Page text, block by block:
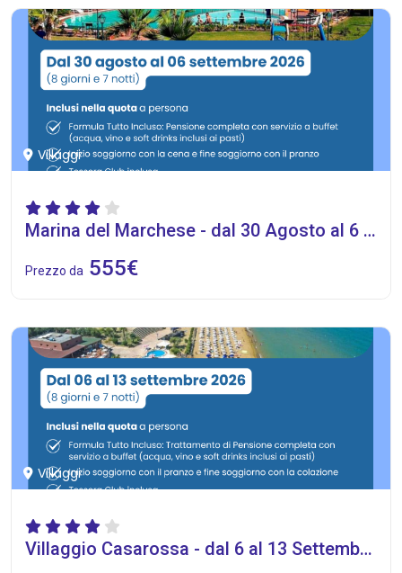
Villaggi
Marina del Marchese - dal 30 Agosto al 6 Settembre 2026
Prezzo da 555€
Villaggi
Villaggio Casarossa - dal 6 al 13 Settembre 2026